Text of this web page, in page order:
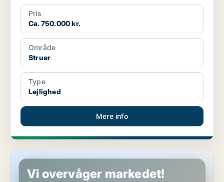
Pris
Ca. 750.000 kr.
Område
Struer
Type
Lejlighed
Mere info
Lejlighed i Struer
Vi overvåger markedet!